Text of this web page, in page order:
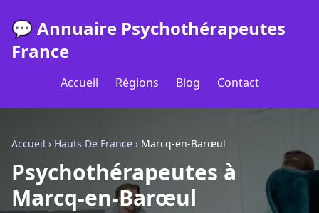
💬 Annuaire Psychothérapeutes
France
Accueil Régions Blog Contact
Accueil › Hauts De France › Marcq-en-Barœul
Psychothérapeutes à
Marcq-en-Barœul